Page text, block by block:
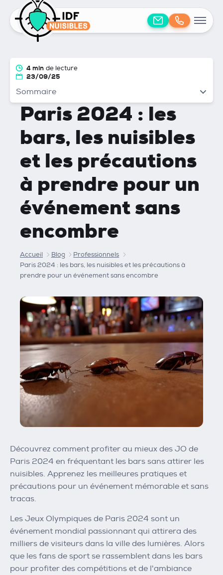
4 min de lecture
23/09/25
Sommaire
Paris 2024 : les
bars, les nuisibles
et les précautions
à prendre pour un
événement sans
encombre
Accueil Blog
Professionnels
Paris 2024 : les bars, les nuisibles et les précautions à
prendre pour un événement sans encombre
Découvrez comment profiter au mieux des JO de
Paris 2024 en fréquentant les bars sans attirer les
nuisibles. Apprenez les meilleures pratiques et
précautions pour un événement mémorable et sans
tracas.
Les Jeux Olympiques de Paris 2024 sont un
événement mondial passionnant qui attirera des
milliers de visiteurs dans la ville des lumières. Alors
que les fans de sport se rassemblent dans les bars
pour profiter des compétitions et de l'ambiance